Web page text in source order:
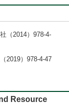
（2014）978-4-
2019）978-4-47
Resource